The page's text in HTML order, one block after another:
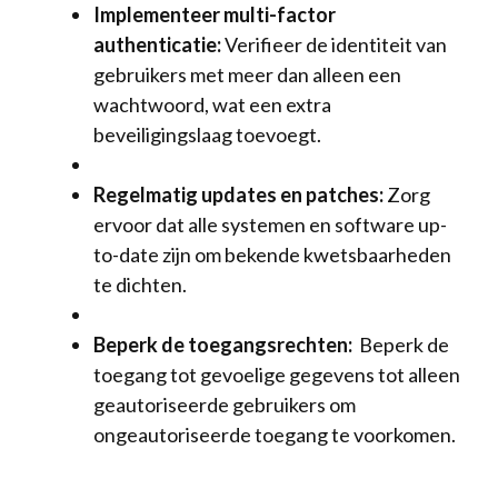
Implementeer multi-factor
‌authenticatie:Verifieer ⁢de identiteit van
gebruikers⁢ met meer ​dan alleen een
wachtwoord, wat ⁤een extra
beveiligingslaag toevoegt.
Regelmatig updates‍ en⁤ patches:Zorg​
ervoor dat alle systemen en⁤ software​ up-
to-date zijn⁢ om bekende kwetsbaarheden
te dichten.
Beperk ⁣de‌ toegangsrechten: ‌ Beperk ⁢de⁢
toegang‍ tot gevoelige gegevens tot ⁢alleen⁤
geautoriseerde ⁤gebruikers om
ongeautoriseerde ⁣toegang⁤ te voorkomen.